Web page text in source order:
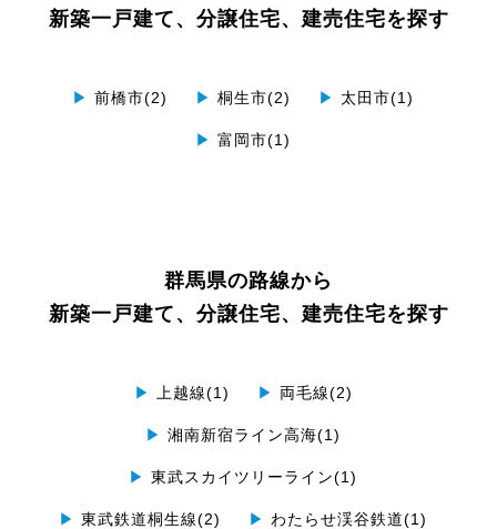
新築一戸建て、分譲住宅、建売住宅を探す
▶ 前橋市(2) ▶ 桐生市(2) ▶ 太田市(1)
▶ 富岡市(1)
群馬県の路線から
新築一戸建て、分譲住宅、建売住宅を探す
▶ 上越線(1) ▶ 両毛線(2)
▶ 湘南新宿ライン高海(1)
▶ 東武スカイツリーライン(1)
▶ 東武鉄道桐生線(2) ▶ わたらせ渓谷鉄道(1)